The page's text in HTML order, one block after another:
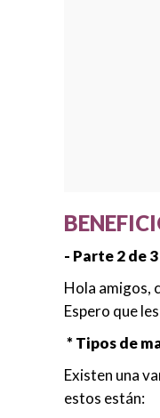
- Parte 2 de 3
Hola amigos,
Espero que
* Tipos de
Existen una
estos están: